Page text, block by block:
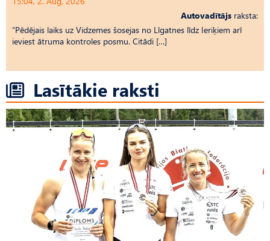
Autovadītājs raksta:
“Pēdējais laiks uz Vid­ze­mes šosejas no Līgatnes līdz Ieriķiem arī
ieviest ātruma kontroles posmu. Citādi […]
Lasītākie raksti